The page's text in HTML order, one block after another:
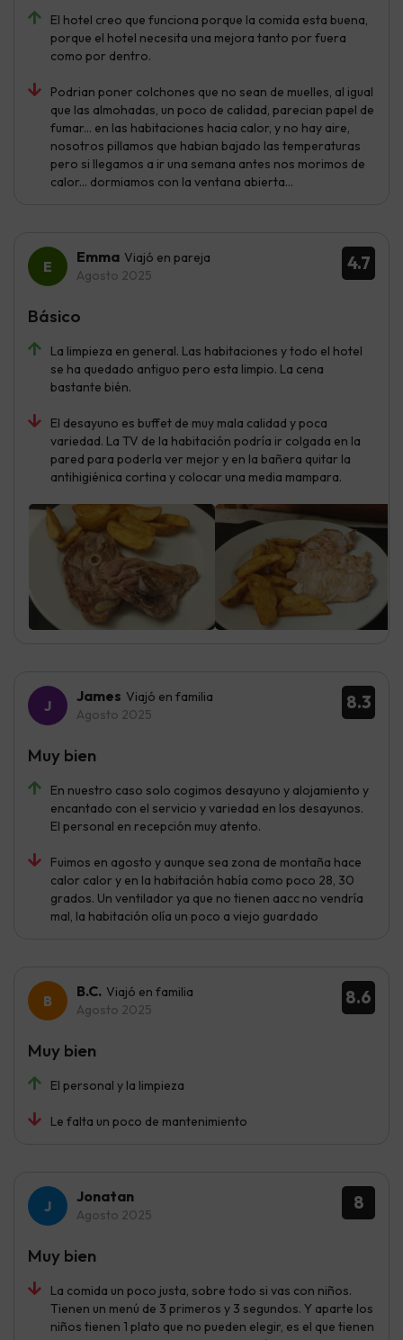
El hotel creo que funciona porque la comida esta buena,
porque el hotel necesita una mejora tanto por fuera
como por dentro.
Podrian poner colchones que no sean de muelles, al igual
que las almohadas, un poco de calidad, parecian papel de
fumar... en las habitaciones hacia calor, y no hay aire,
nosotros pillamos que habian bajado las temperaturas
pero si llegamos a ir una semana antes nos morimos de
calor... dormiamos con la ventana abierta...
4.7
Emma Viajó en pareja
Agosto 2025
La limpieza en general. Las habitaciones y todo el hotel
se ha quedado antiguo pero esta limpio. La cena
bastante bién.
El desayuno es buffet de muy mala calidad y poca
variedad. La TV de la habitación podría ir colgada en la
pared para poderla ver mejor y en la bañera quitar la
antihigiénica cortina y colocar una media mampara.
Básico
8.3
James Viajó en familia
Agosto 2025
En nuestro caso solo cogimos desayuno y alojamiento y
encantado con el servicio y variedad en los desayunos.
El personal en recepción muy atento.
Fuimos en agosto y aunque sea zona de montaña hace
calor calor y en la habitación había como poco 28, 30
grados. Un ventilador ya que no tienen aacc no vendría
mal, la habitación olía un poco a viejo guardado
Muy bien
8.6
B.C. Viajó en familia
Agosto 2025
El personal y la limpieza
Le falta un poco de mantenimiento
Muy bien
8
Jonatan
Agosto 2025
La comida un poco justa, sobre todo si vas con niños.
Tienen un menú de 3 primeros y 3 segundos. Y aparte los
niños tienen 1 plato que no pueden elegir, es el que tienen
Muy bien